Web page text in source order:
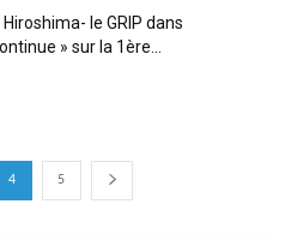
Hiroshima- le GRIP dans
» sur la 1ère...
4 5